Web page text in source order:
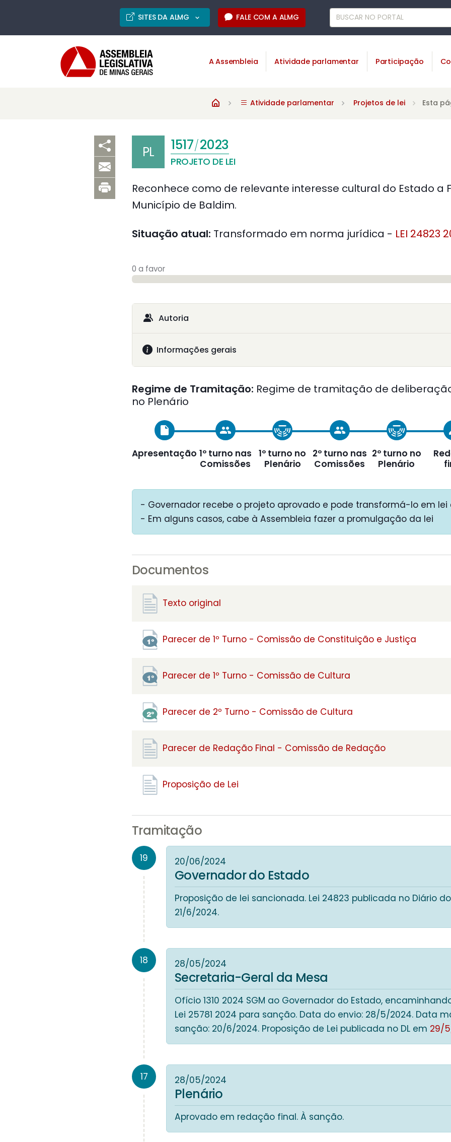
SITES DA ALMG FALE COM A ALMG
A Assembleia Atividade parlamentar Participação
Atividade parlamentar Projetos de lei Esta
PL 1517/2023
PROJETO DE LEI
Reconhece como de relevante interesse cultural do Estado a
Município de Baldim.
Situação atual: Transformado em norma jurídica - LEI 24823
0 a favor
Autoria
Informações gerais
Regime de Tramitação: Regime de tramitação de
no Plenário
insert_drive_file
Apresentação
group
1º turno nas
Comissões
1º turno no
Plenário
group
2º turno nas
Comissões
2º turno no
Plenário
- Governador recebe o projeto aprovado e pode transformá-lo em
- Em alguns casos, cabe à Assembleia fazer a promulgação da lei
Documentos
Texto original
Parecer de 1º Turno - Comissão de Constituição e Justiça
Parecer de 1º Turno - Comissão de Cultura
Parecer de 2º Turno - Comissão de Cultura
Parecer de Redação Final - Comissão de Redação
Proposição de Lei
Tramitação
19 20/06/2024
Governador do Estado
Proposição de lei sancionada. Lei 24823 publicada no Diário
21/6/2024.
18 28/05/2024
Secretaria-Geral da Mesa
Ofício 1310 2024 SGM ao Governador do Estado,
Lei 25781 2024 para sanção. Data do envio: 28/5/2024. Data
sanção: 20/6/2024. Proposição de Lei publicada no DL em 29/
17 28/05/2024
Plenário
Aprovado em redação final. À sanção.